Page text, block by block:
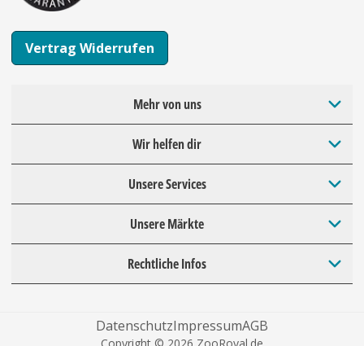
Vertrag Widerrufen
Mehr von uns
Wir helfen dir
Unsere Services
Unsere Märkte
Rechtliche Infos
DatenschutzImpressumAGB
Copyright © 2026 ZooRoyal.de